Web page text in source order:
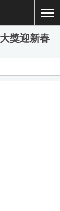
獎迎新春